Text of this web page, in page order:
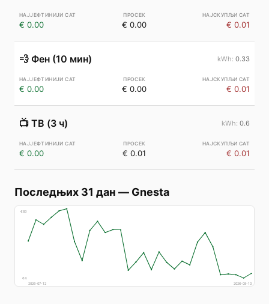
€ 0.00 € 0.00 € 0.01
💨 Фен (10 мин) 0.33
€ 0.00 € 0.00 € 0.01
📺 ТВ (3 ч) 0.6
€ 0.00 € 0.01 € 0.01
Последњих 31 дан — Gnesta
€83
€4
2026-07-12
2026-08-10